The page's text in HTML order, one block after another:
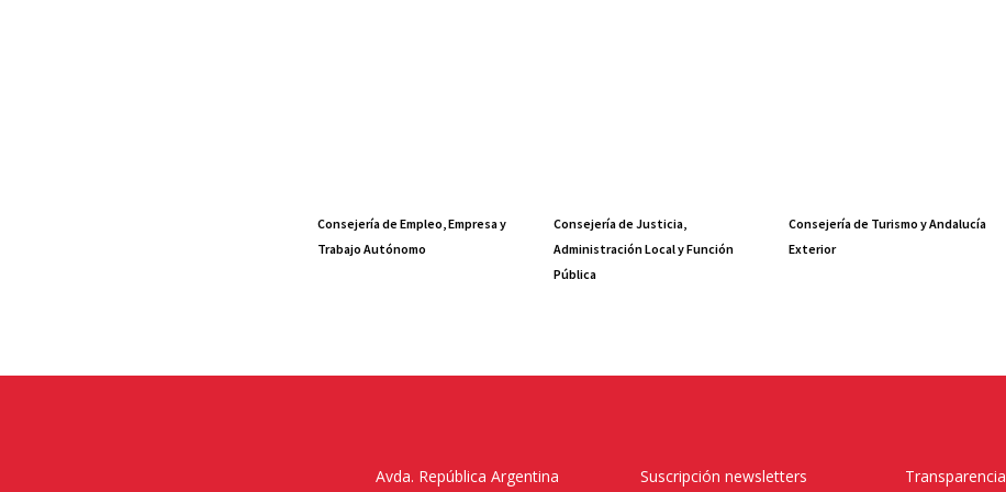
Consejería de Empleo, Empresa y
Trabajo Autónomo
Consejería de Justicia,
Administración Local y Función
Pública
Consejería de Turismo y Andalucía
Exterior
Avda. República Argentina
Suscripción newsletters
Transparencia